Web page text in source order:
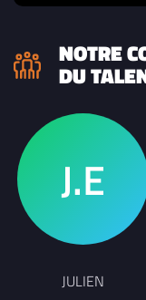
NOTRE
DU
JULIEN